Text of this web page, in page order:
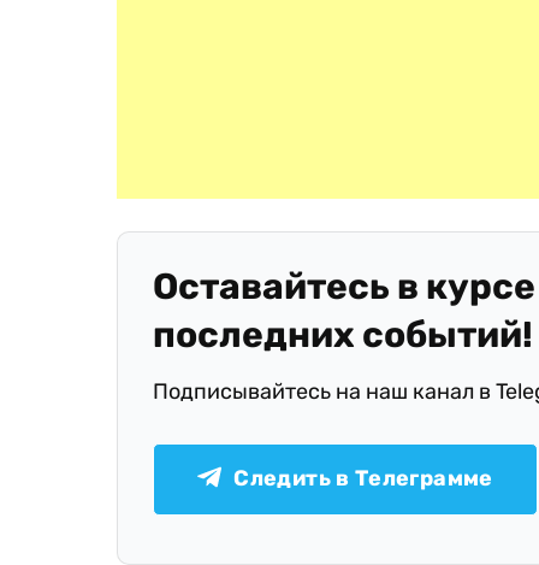
Оставайтесь в курсе
последних событий!
Подписывайтесь на наш канал в
Следить в Телеграмме